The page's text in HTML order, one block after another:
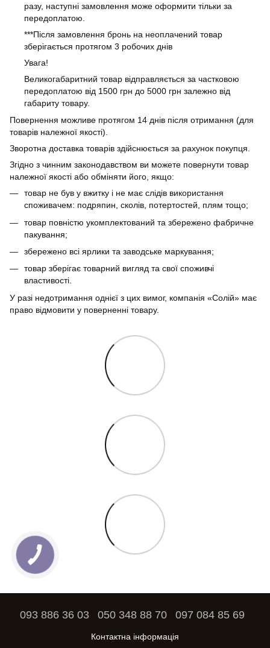
разу, наступні замовлення може оформити тільки за
передоплатою.
***Після замовлення бронь на неоплачений товар
зберігається протягом 3 робочих днів
Увага!
Великогабаритний товар відправляється за частковою
передоплатою від 1500 грн до 5000 грн залежно від
габариту товару.
Повернення можливе протягом 14 днів після отримання (для
товарів належної якості).
Зворотна доставка товарів здійснюється за рахунок покупця.
Згідно з чинним законодавством ви можете повернути товар
належної якості або обміняти його, якщо:
товар не був у вжитку і не має слідів використання
споживачем: подряпин, сколів, потертостей, плям тощо;
товар повністю укомплектований та збережено фабричне
пакування;
збережено всі ярлики та заводське маркування;
товар зберігає товарний вигляд та свої споживчі
властивості.
У разі недотримання однієї з цих вимог, компанія «Солій» має
право відмовити у поверненні товару.
093 886 36 03 050 348 88 70 097 084 85 69
Контактна інформація